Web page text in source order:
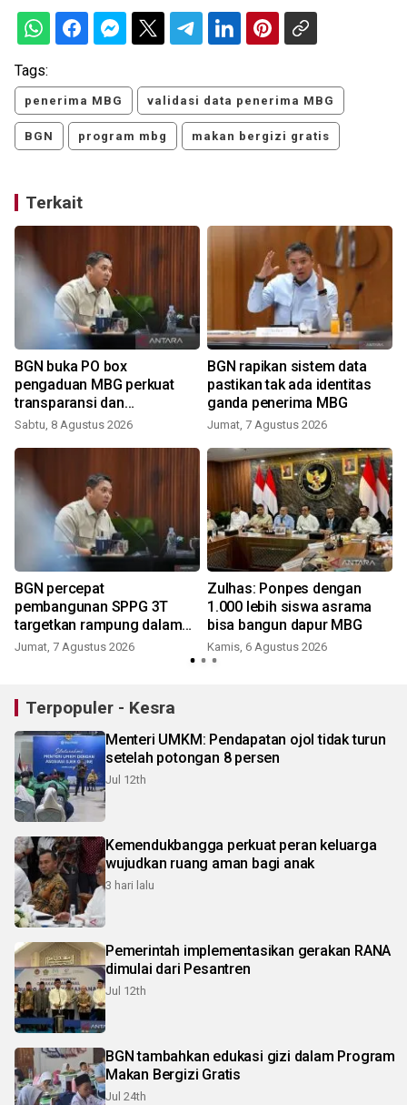
Tags:
penerima MBG validasi data penerima MBG
BGN program mbg makan bergizi gratis
Terkait
BGN buka PO box
pengaduan MBG perkuat
transparansi dan
pengawasan
Sabtu, 8 Agustus 2026
BGN rapikan sistem data
pastikan tak ada identitas
ganda penerima MBG
Jumat, 7 Agustus 2026
BGN percepat
pembangunan SPPG 3T
targetkan rampung dalam
satu minggu
Jumat, 7 Agustus 2026
Zulhas: Ponpes dengan
1.000 lebih siswa asrama
bisa bangun dapur MBG
Kamis, 6 Agustus 2026
Terpopuler - Kesra
Menteri UMKM: Pendapatan ojol tidak turun
setelah potongan 8 persen
Jul 12th
Kemendukbangga perkuat peran keluarga
wujudkan ruang aman bagi anak
3 hari lalu
Pemerintah implementasikan gerakan RANA
dimulai dari Pesantren
Jul 12th
BGN tambahkan edukasi gizi dalam Program
Makan Bergizi Gratis
Jul 24th